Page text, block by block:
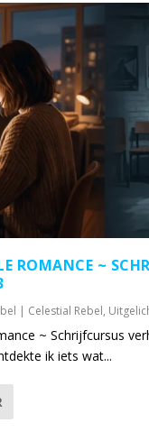
ROMANCE ~
| Celestial Rebel,
~ Schrijfcursus
ik iets wat...